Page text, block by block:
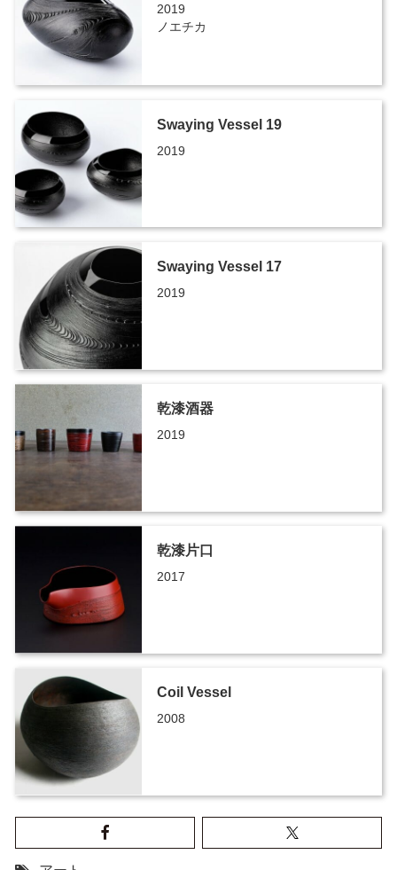
2019
ノエチカ
Swaying Vessel 19
2019
Swaying Vessel 17
2019
乾漆酒器
2019
乾漆片口
2017
Coil Vessel
2008